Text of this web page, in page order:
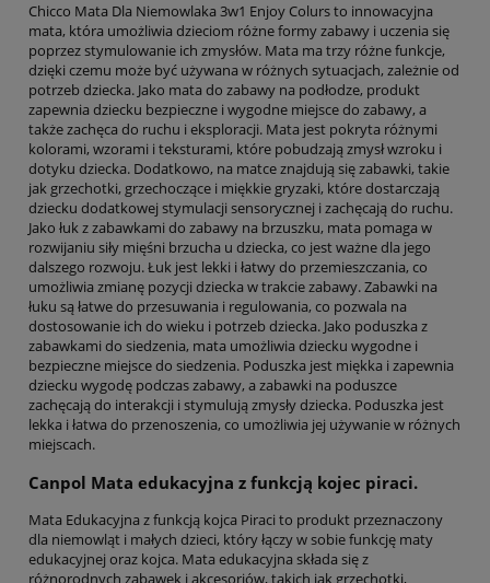
Chicco Mata Dla Niemowlaka 3w1 Enjoy Colurs to innowacyjna
mata, która umożliwia dzieciom różne formy zabawy i uczenia się
poprzez stymulowanie ich zmysłów. Mata ma trzy różne funkcje,
dzięki czemu może być używana w różnych sytuacjach, zależnie od
potrzeb dziecka. Jako mata do zabawy na podłodze, produkt
zapewnia dziecku bezpieczne i wygodne miejsce do zabawy, a
także zachęca do ruchu i eksploracji. Mata jest pokryta różnymi
kolorami, wzorami i teksturami, które pobudzają zmysł wzroku i
dotyku dziecka. Dodatkowo, na matce znajdują się zabawki, takie
jak grzechotki, grzechoczące i miękkie gryzaki, które dostarczają
dziecku dodatkowej stymulacji sensorycznej i zachęcają do ruchu.
Jako łuk z zabawkami do zabawy na brzuszku, mata pomaga w
rozwijaniu siły mięśni brzucha u dziecka, co jest ważne dla jego
dalszego rozwoju. Łuk jest lekki i łatwy do przemieszczania, co
umożliwia zmianę pozycji dziecka w trakcie zabawy. Zabawki na
łuku są łatwe do przesuwania i regulowania, co pozwala na
dostosowanie ich do wieku i potrzeb dziecka. Jako poduszka z
zabawkami do siedzenia, mata umożliwia dziecku wygodne i
bezpieczne miejsce do siedzenia. Poduszka jest miękka i zapewnia
dziecku wygodę podczas zabawy, a zabawki na poduszce
zachęcają do interakcji i stymulują zmysły dziecka. Poduszka jest
lekka i łatwa do przenoszenia, co umożliwia jej używanie w różnych
miejscach.
Canpol Mata edukacyjna z funkcją kojec piraci.
Mata Edukacyjna z funkcją kojca Piraci to produkt przeznaczony
dla niemowląt i małych dzieci, który łączy w sobie funkcję maty
edukacyjnej oraz kojca. Mata edukacyjna składa się z
różnorodnych zabawek i akcesoriów, takich jak grzechotki,